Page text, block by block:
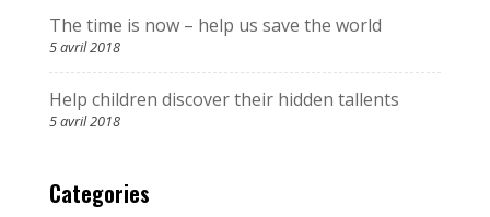
The time is now – help us save the world
5 avril 2018
Help children discover their hidden tallents
5 avril 2018
Categories